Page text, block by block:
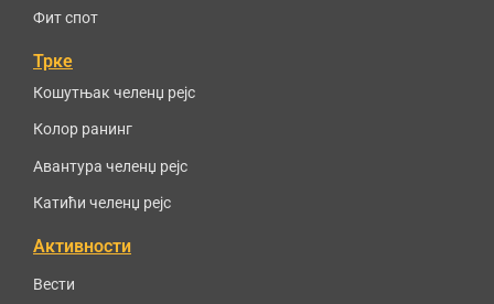
Фит спот
Трке
Кошутњак челенџ рејс
Колор ранинг
Авантура челенџ рејс
Катићи челенџ рејс
Активности
Вести